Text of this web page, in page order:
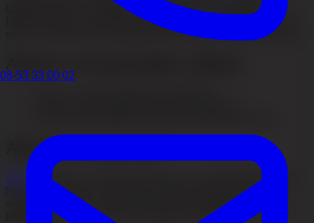
08-53 33 00 02
tapauksissa tila voi kehittyä laaja-alaisemmaksi hiustenlähdöksi.
Läiskät ilmestyvät useimmiten päänahkaan ja
-alueelle, mutta
niitä voi esiintyä myös kulmakarvoissa, ripsissä ja muualla kehossa.
Alopecia Areatan syyt
Alopecia
areata on autoimmuunisairaus, jossa immuunijärjestelmä
hyökkää hiustuppeja vastaan ja saa hiukset lopettamaan uusien
solujen tuottamisen. Sairaus liittyy myös perinnöllisyyteen ja voi
joissakin tapauksissa puhjeta voimakkaan psyykkisen stressin